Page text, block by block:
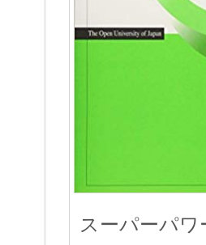
スーパーパワ